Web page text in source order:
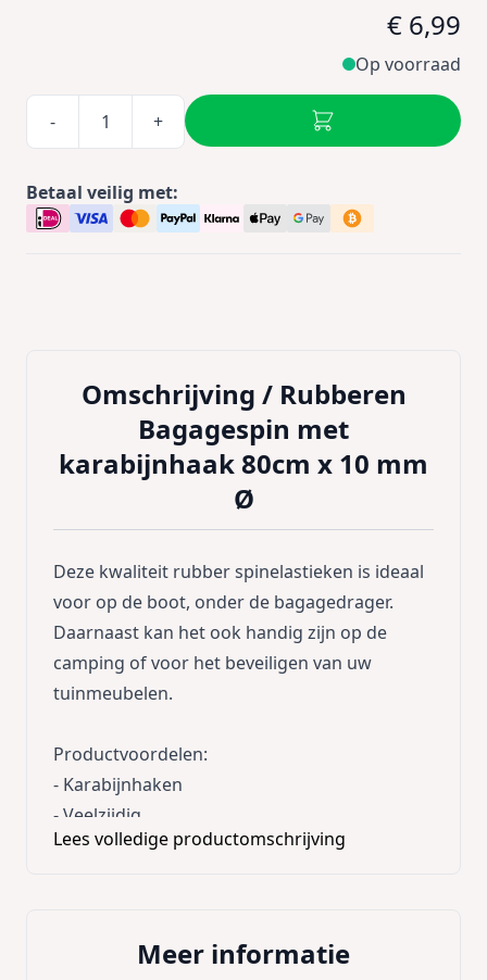
€ 6,99
Op voorraad
- +
Betaal veilig met:
Omschrijving / Rubberen
Bagagespin met
karabijnhaak 80cm x 10 mm
Ø
Deze kwaliteit rubber spinelastieken is ideaal
voor op de boot, onder de bagagedrager.
Daarnaast kan het ook handig zijn op de
camping of voor het beveiligen van uw
tuinmeubelen.
Productvoordelen:
- Karabijnhaken
- Veelzijdig
- Duurzaam en weerbestendig
- Diameter touw: 10mm
Lees volledige productomschrijving
Meer informatie